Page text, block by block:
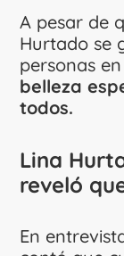
A pesar de
Hurtado se
personas
belleza
todos.
Lina
reveló
En